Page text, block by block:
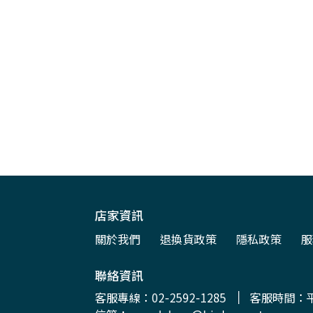
店家資訊
關於我們 退換貨政策 隱私政策
聯絡資訊
客服專線：02-2592-1285
客服時間：